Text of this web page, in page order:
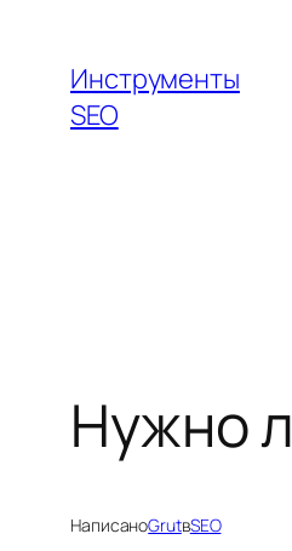
содержимому
Инструменты
SEO
Нужно
НаписаноGrutвSEO